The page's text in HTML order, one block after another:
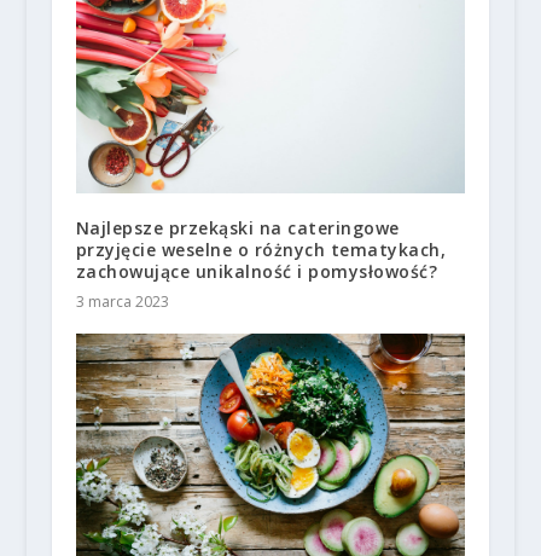
Najlepsze przekąski na cateringowe
przyjęcie weselne o różnych tematykach,
zachowujące unikalność i pomysłowość?
3 marca 2023